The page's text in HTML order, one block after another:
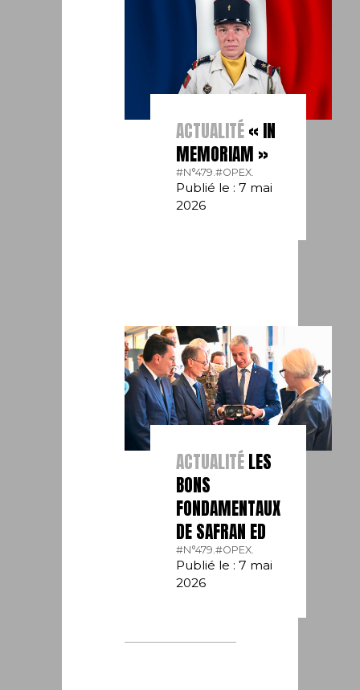
ACTUALITÉ« IN
MEMORIAM »
#N°479.#OPEX.
Publié le : 7 mai
2026
ACTUALITÉLES
BONS
FONDAMENTAUX
DE SAFRAN ED
#N°479.#OPEX.
Publié le : 7 mai
2026